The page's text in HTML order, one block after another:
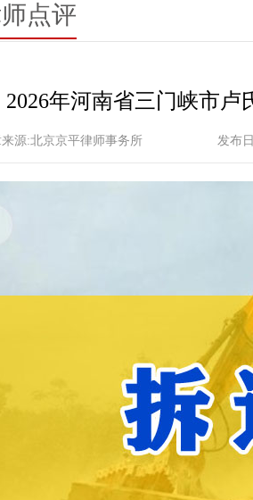
点评
2026年河南省三门峡市
源:北京京平律师事务所 发布